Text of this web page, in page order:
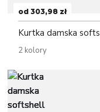
od 303,98 zł
Kurtka damska
2 kolory